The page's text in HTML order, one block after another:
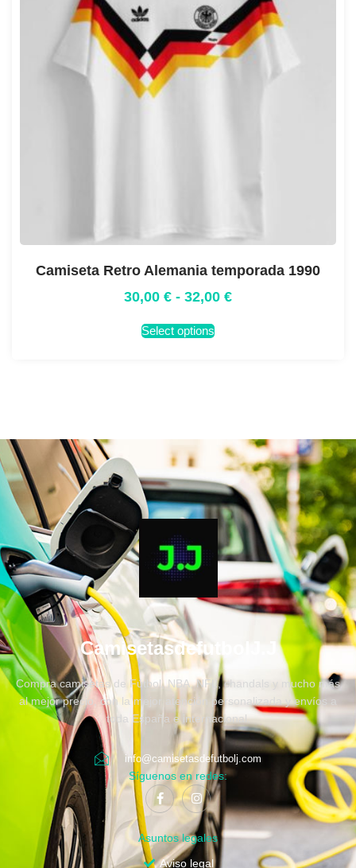
Camiseta Retro Alemania temporada 1990
30,00 € - 32,00 €
Select options
CamisetasdefutbolJ.J
Compra camisetas de Fútbol, NBA, NFL, chandals y mucho más
al mejor precio, con la mejor atención personalizada y envíos a
toda España e internacional.
info@camisetasdefutbolj.com
Síguenos en redes:
Asuntos legales
Aviso legal